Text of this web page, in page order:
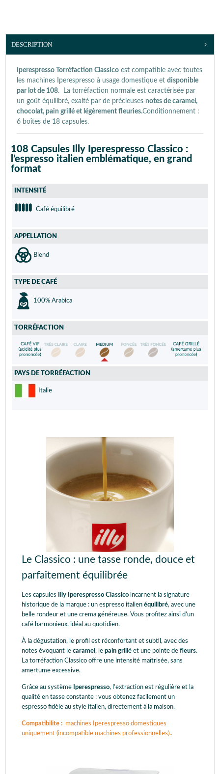
DESCRIPTION
Iperespresso Torréfaction Classico est compatible avec toutes
les machines Iperespresso à usage domestique et disponible
par lot de 108. La torréfaction normale est caractérisée par
un goût équilibré, exalté par de précieuses notes de caramel,
chocolat, pain grillé et légèrement fleuries.Conditionnement :
6 boîtes de 18 capsules.
108 Capsules Illy Iperespresso Classico :
l’espresso italien emblématique, en grand
format
INTENSITÉ
Café équilibré
APPELLATION
Blend
TYPE DE CAFÉ
100% Arabica
TORRÉFACTION
PAYS DE TORRÉFACTION
Italie
Le Classico : une tasse ronde, douce et
parfaitement équilibrée
Les capsules Illy Iperespresso Classico incarnent la signature
historique de la marque : un espresso italien équilibré, avec une
belle rondeur et une crema généreuse. Vous profitez ainsi d’un
café harmonieux, idéal au quotidien.
À la dégustation, le profil est réconfortant et subtil, avec des
notes évoquant le caramel , le pain grillé et une pointe de fleurs.
La torréfaction Classico offre une intensité maîtrisée, sans
amertume excessive.
Grâce au système Iperespresso, l’extraction est régulière et la
qualité en tasse constante : vous obtenez facilement un
espresso fidèle au style italien, directement à la maison.
Compatibilite : machines Iperespresso domestiques
uniquement (incompatible machines professionnelles)..